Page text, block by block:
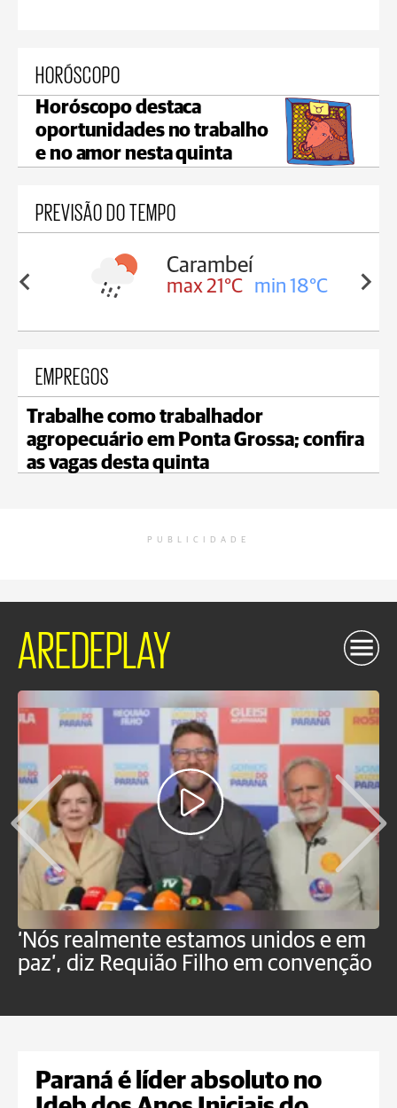
HORÓSCOPO
Horóscopo destaca
oportunidades no trabalho
e no amor nesta quinta
PREVISÃO DO TEMPO
18°C
Carambeí
max 21°C min 18°C
EMPREGOS
Trabalhe como trabalhador
agropecuário em Ponta Grossa; confira
as vagas desta quinta
PUBLICIDADE
AREDEPLAY
‘Nós realmente estamos unidos e em
paz’, diz Requião Filho em convenção
Paraná é líder absoluto no